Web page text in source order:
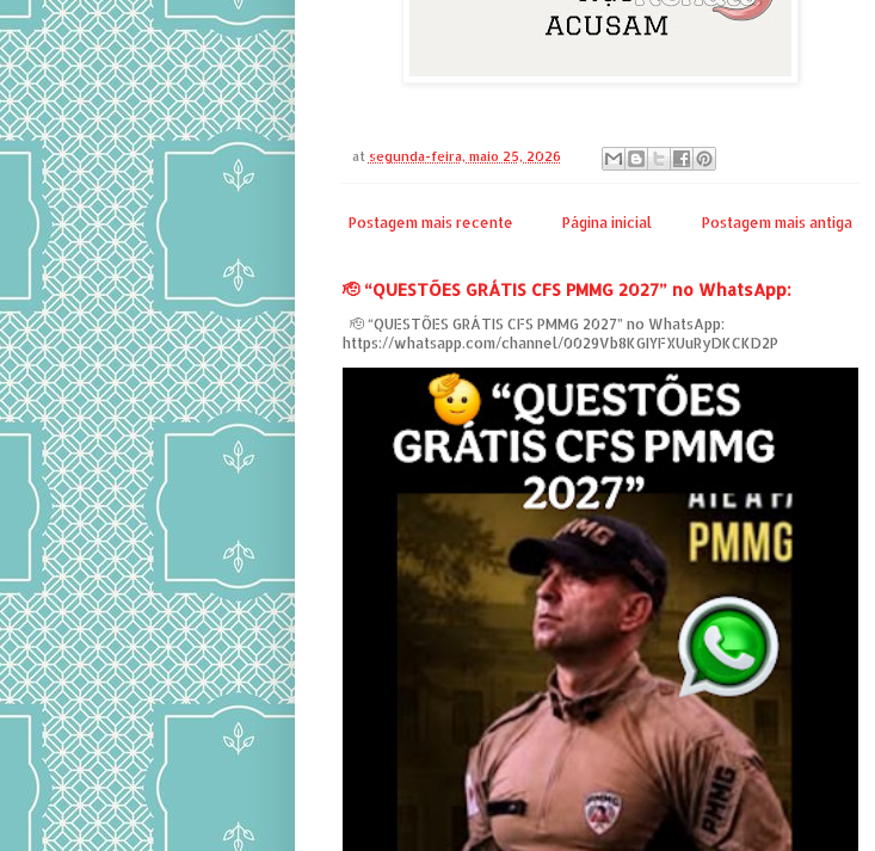
at segunda-feira, maio 25, 2026
Postagem mais recente Postagem mais antiga
Página inicial
‎🫡 “QUESTÕES GRÁTIS CFS PMMG 2027” no WhatsApp:
‎ 🫡 “QUESTÕES GRÁTIS CFS PMMG 2027” no WhatsApp:
https://whatsapp.com/channel/0029Vb8KGIYFXUuRyDKCKD2P